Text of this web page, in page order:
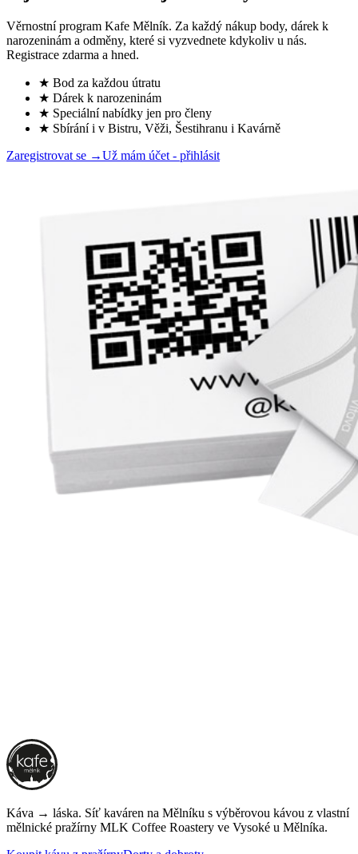
Věrnostní program Kafe Mělník. Za každý nákup body, dárek k
narozeninám a odměny, které si vyzvednete kdykoliv u nás.
Registrace zdarma a hned.
★ Bod za každou útratu
★ Dárek k narozeninám
★ Speciální nabídky jen pro členy
★ Sbírání i v Bistru, Věži, Šestihranu i Kavárně
Zaregistrovat se →Už mám účet - přihlásit
Káva → láska. Síť kaváren na Mělníku s výběrovou kávou z vlastní
mělnické pražírny MLK Coffee Roastery ve Vysoké u Mělníka.